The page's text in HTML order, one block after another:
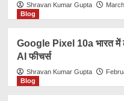
Shravan Kumar Gupta
Blog
Google Pixel 10a भारत में
AI फीचर्स
Shravan Kumar Gupta
Blog